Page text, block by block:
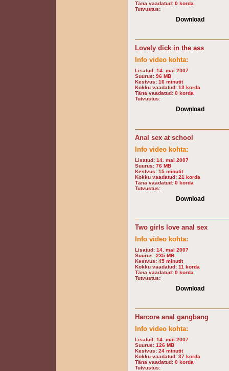
Täna vaadatud: 0 korda
Tutvustus:
Download
Lovely dick in the ass
Info video kohta:
Lisatud: 14. mai 2007
Suurus: 96 MB
Kestvus: 16 minutit
Kokku vaadatud: 13 korda
Täna vaadatud: 0 korda
Tutvustus:
Download
Anal sex at school
Info video kohta:
Lisatud: 14. mai 2007
Suurus: 76 MB
Kestvus: 15 minutit
Kokku vaadatud: 21 korda
Täna vaadatud: 0 korda
Tutvustus:
Download
Two girls love anal sex
Info video kohta:
Lisatud: 14. mai 2007
Suurus: 235 MB
Kestvus: 45 minutit
Kokku vaadatud: 11 korda
Täna vaadatud: 0 korda
Tutvustus:
Download
Harcore anal gangbang
Info video kohta:
Lisatud: 14. mai 2007
Suurus: 126 MB
Kestvus: 24 minutit
Kokku vaadatud: 37 korda
Täna vaadatud: 0 korda
Tutvustus: